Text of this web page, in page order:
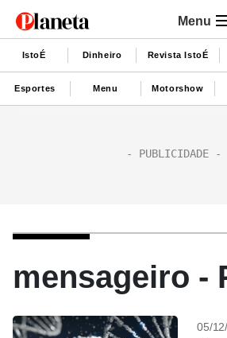
Menu
IstoÉ Dinheiro Revista IstoÉ
Esportes Menu Motorshow
mensageiro -
05/